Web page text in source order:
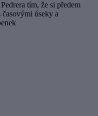
tím, že si předem
úseky a